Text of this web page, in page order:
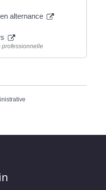
alternance
professionnelle